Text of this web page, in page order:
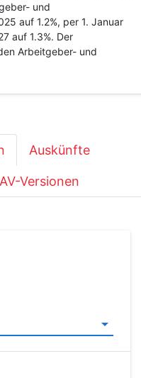
und
auf 1.2%, per 1. Januar
auf 1.3%. Der
Arbeitgeber- und
Auskünfte
Versionen